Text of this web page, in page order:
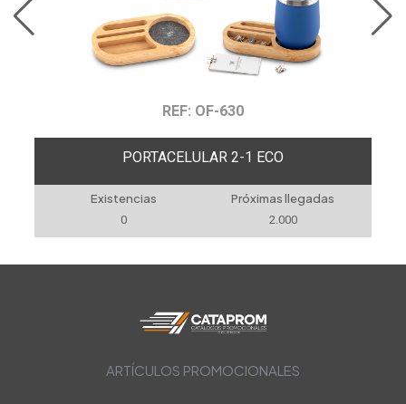
REF: OF-630
PORTACELULAR 2-1 ECO
Próximas llegadas
ARTÍCULOS PROMOCIONALES